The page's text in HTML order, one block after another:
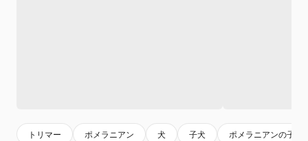
トリマー ポメラニアン 犬 子犬 ポメラニアンの子犬